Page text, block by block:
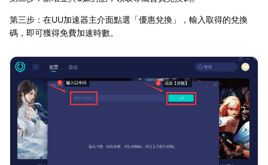
第三步：在UU加速器主介面點選「優惠兌換」，輸入取得的兌換
碼，即可獲得免費加速時數。